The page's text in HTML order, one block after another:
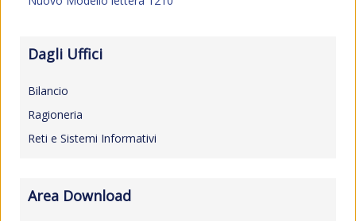
Dagli Uffici
Bilancio
Ragioneria
Reti e Sistemi Informativi
Area Download